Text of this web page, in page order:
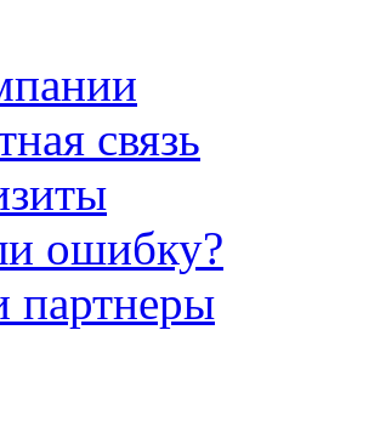
связь
ошибку?